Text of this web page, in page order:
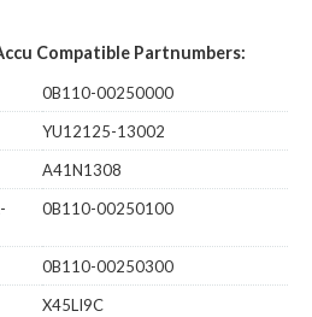
Compatible Partnumbers:
0B110-00250000
YU12125-13002
A41N1308
0B110-00250100
0B110-00250300
X45LI9C